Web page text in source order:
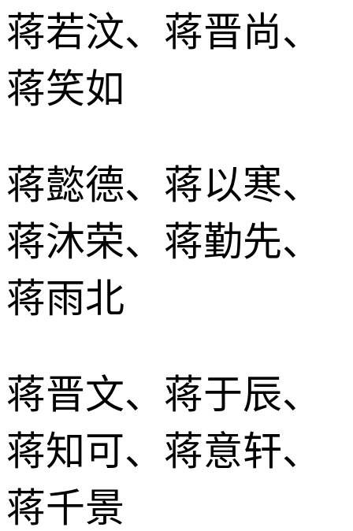
蒋若汶、蒋晋尚、
蒋笑如
蒋懿德、蒋以寒、
蒋沐荣、蒋勤先、
蒋雨北
蒋晋文、蒋于辰、
蒋知可、蒋意轩、
蒋千景